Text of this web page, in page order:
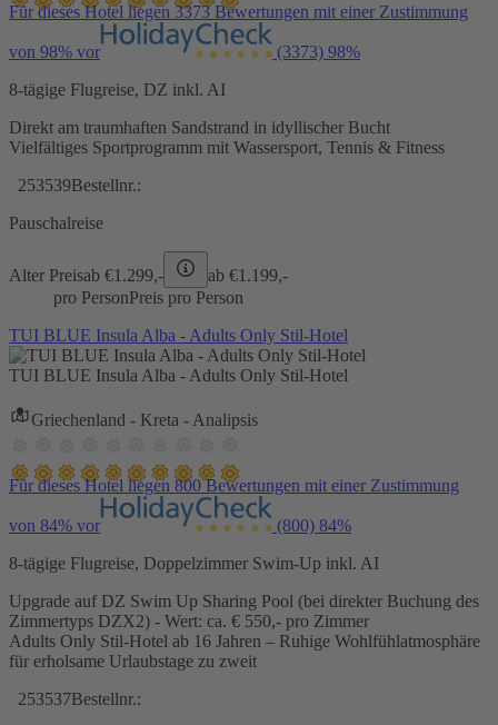
Für dieses Hotel liegen 3373 Bewertungen mit einer Zustimmung
von 98% vor (3373) 98%
8-tägige Flugreise, DZ inkl. AI
Direkt am traumhaften Sandstrand in idyllischer Bucht
Vielfältiges Sportprogramm mit Wassersport, Tennis & Fitness
253539Bestellnr.:
Pauschalreise
Alter Preisab €1.299,- ab €1.199,-
pro PersonPreis pro Person
TUI BLUE Insula Alba - Adults Only Stil-Hotel
TUI BLUE Insula Alba - Adults Only Stil-Hotel
Griechenland - Kreta - Analipsis
Für dieses Hotel liegen 800 Bewertungen mit einer Zustimmung
von 84% vor (800) 84%
8-tägige Flugreise, Doppelzimmer Swim-Up inkl. AI
Upgrade auf DZ Swim Up Sharing Pool (bei direkter Buchung des
Zimmertyps DZX2) - Wert: ca. € 550,- pro Zimmer
Adults Only Stil-Hotel ab 16 Jahren – Ruhige Wohlfühlatmosphäre
für erholsame Urlaubstage zu zweit
253537Bestellnr.: